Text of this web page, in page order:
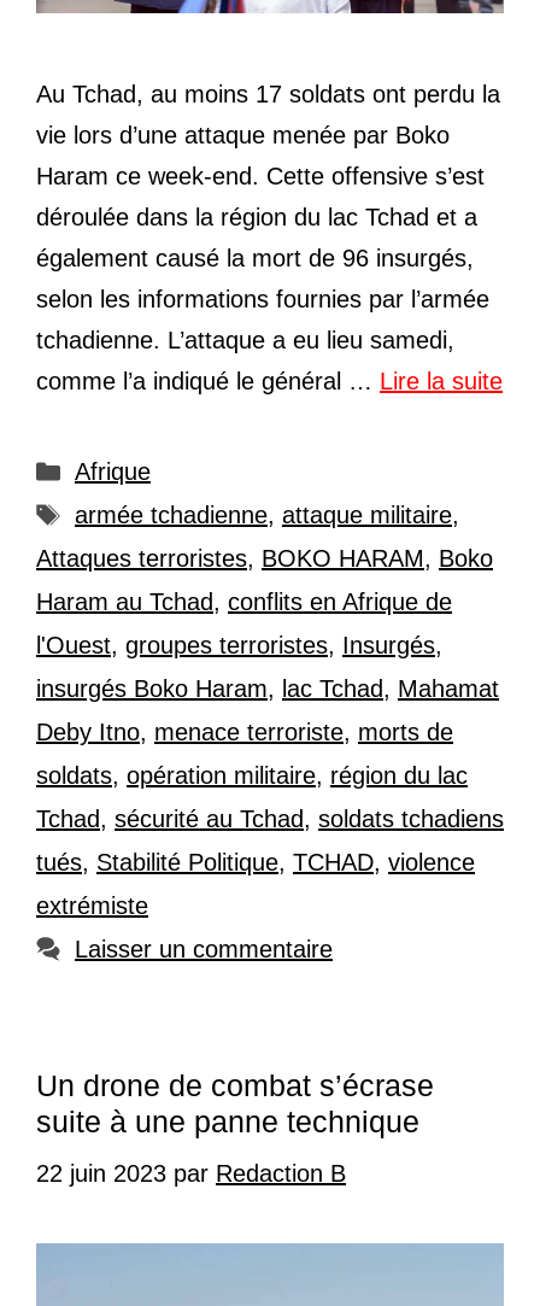
Au Tchad, au moins 17 soldats ont perdu la
vie lors d’une attaque menée par Boko
Haram ce week-end. Cette offensive s’est
déroulée dans la région du lac Tchad et a
également causé la mort de 96 insurgés,
selon les informations fournies par l’armée
tchadienne. L’attaque a eu lieu samedi,
comme l’a indiqué le général … Lire la suite
Catégories
Afrique
Étiquettes
armée tchadienne, attaque militaire,
Attaques terroristes, BOKO HARAM, Boko
Haram au Tchad, conflits en Afrique de
l'Ouest, groupes terroristes, Insurgés,
insurgés Boko Haram, lac Tchad, Mahamat
Deby Itno, menace terroriste, morts de
soldats, opération militaire, région du lac
Tchad, sécurité au Tchad, soldats tchadiens
tués, Stabilité Politique, TCHAD, violence
extrémiste
Laisser un commentaire
Un drone de combat s’écrase
suite à une panne technique
22 juin 2023 par Redaction B